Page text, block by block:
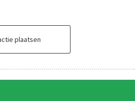
plaatsen